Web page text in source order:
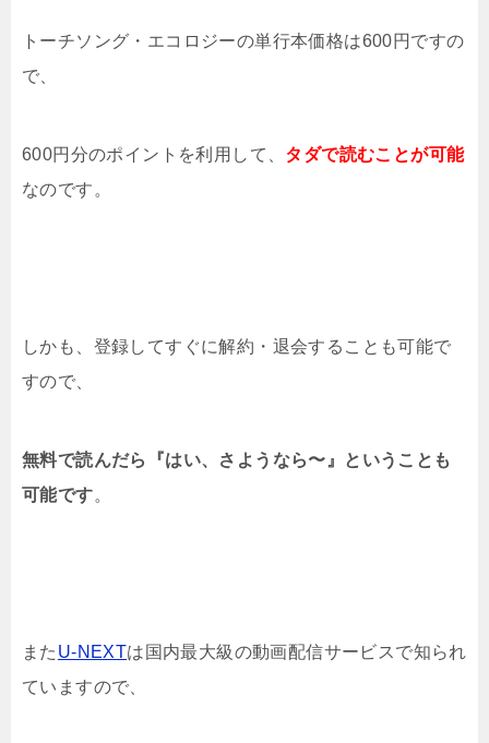
トーチソング・エコロジーの単行本価格は600円ですの
で、
600円分のポイントを利用して、 タダで読むことが可能
なのです。
しかも、登録してすぐに解約・退会することも可能で
すので、
無料で読んだら『はい、さようなら〜』ということも
可能です。
また U-NEXTは国内最大級の動画配信サービスで知られ
ていますので、